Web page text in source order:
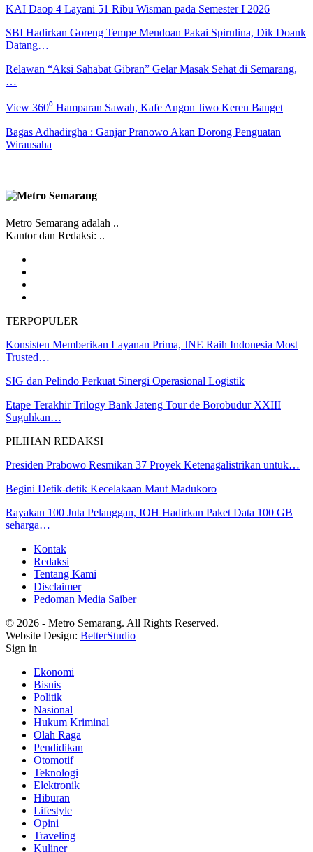
KAI Daop 4 Layani 51 Ribu Wisman pada Semester I 2026
SBI Hadirkan Goreng Tempe Mendoan Pakai Spirulina, Dik Doank
Datang…
Relawan “Aksi Sahabat Gibran” Gelar Masak Sehat di Semarang,
…
View 360⁰ Hamparan Sawah, Kafe Angon Jiwo Keren Banget
Bagas Adhadirgha : Ganjar Pranowo Akan Dorong Penguatan
Wirausaha
Metro Semarang adalah ..
Kantor dan Redaksi: ..
TERPOPULER
Konsisten Memberikan Layanan Prima, JNE Raih Indonesia Most
Trusted…
SIG dan Pelindo Perkuat Sinergi Operasional Logistik
Etape Terakhir Trilogy Bank Jateng Tour de Borobudur XXIII
Suguhkan…
PILIHAN REDAKSI
Presiden Prabowo Resmikan 37 Proyek Ketenagalistrikan untuk…
Begini Detik-detik Kecelakaan Maut Madukoro
Rayakan 100 Juta Pelanggan, IOH Hadirkan Paket Data 100 GB
seharga…
Kontak
Redaksi
Tentang Kami
Disclaimer
Pedoman Media Saiber
© 2026 - Metro Semarang. All Rights Reserved.
Website Design: BetterStudio
Sign in
Ekonomi
Bisnis
Politik
Nasional
Hukum Kriminal
Olah Raga
Pendidikan
Otomotif
Teknologi
Elektronik
Hiburan
Lifestyle
Opini
Traveling
Kuliner